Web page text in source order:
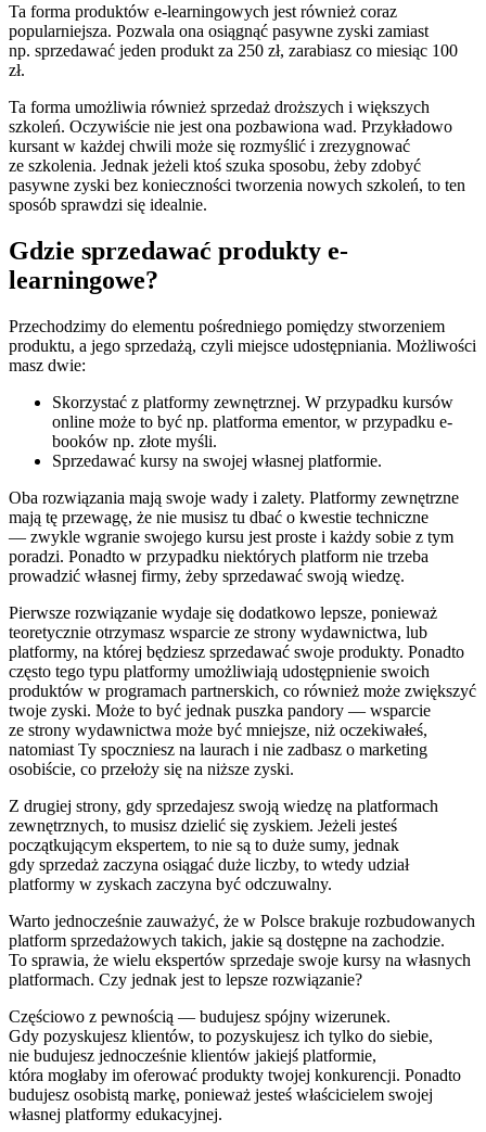
Ta forma produktów e-learningowych jest również coraz
popularniejsza. Pozwala ona osiągnąć pasywne zyski zamiast
np. sprzedawać jeden produkt za 250 zł, zarabiasz co miesiąc 100
zł.
Ta forma umożliwia również sprzedaż droższych i większych
szkoleń. Oczywiście nie jest ona pozbawiona wad. Przykładowo
kursant w każdej chwili może się rozmyślić i zrezygnować
ze szkolenia. Jednak jeżeli ktoś szuka sposobu, żeby zdobyć
pasywne zyski bez konieczności tworzenia nowych szkoleń, to ten
sposób sprawdzi się idealnie.
Gdzie sprzedawać produkty e-
learningowe?
Przechodzimy do elementu pośredniego pomiędzy stworzeniem
produktu, a jego sprzedażą, czyli miejsce udostępniania. Możliwości
masz dwie:
Skorzystać z platformy zewnętrznej. W przypadku kursów
online może to być np. platforma ementor, w przypadku e-
booków np. złote myśli.
Sprzedawać kursy na swojej własnej platformie.
Oba rozwiązania mają swoje wady i zalety. Platformy zewnętrzne
mają tę przewagę, że nie musisz tu dbać o kwestie techniczne
— zwykle wgranie swojego kursu jest proste i każdy sobie z tym
poradzi. Ponadto w przypadku niektórych platform nie trzeba
prowadzić własnej firmy, żeby sprzedawać swoją wiedzę.
Pierwsze rozwiązanie wydaje się dodatkowo lepsze, ponieważ
teoretycznie otrzymasz wsparcie ze strony wydawnictwa, lub
platformy, na której będziesz sprzedawać swoje produkty. Ponadto
często tego typu platformy umożliwiają udostępnienie swoich
produktów w programach partnerskich, co również może zwiększyć
twoje zyski. Może to być jednak puszka pandory — wsparcie
ze strony wydawnictwa może być mniejsze, niż oczekiwałeś,
natomiast Ty spoczniesz na laurach i nie zadbasz o marketing
osobiście, co przełoży się na niższe zyski.
Z drugiej strony, gdy sprzedajesz swoją wiedzę na platformach
zewnętrznych, to musisz dzielić się zyskiem. Jeżeli jesteś
początkującym ekspertem, to nie są to duże sumy, jednak
gdy sprzedaż zaczyna osiągać duże liczby, to wtedy udział
platformy w zyskach zaczyna być odczuwalny.
Warto jednocześnie zauważyć, że w Polsce brakuje rozbudowanych
platform sprzedażowych takich, jakie są dostępne na zachodzie.
To sprawia, że wielu ekspertów sprzedaje swoje kursy na własnych
platformach. Czy jednak jest to lepsze rozwiązanie?
Częściowo z pewnością — budujesz spójny wizerunek.
Gdy pozyskujesz klientów, to pozyskujesz ich tylko do siebie,
nie budujesz jednocześnie klientów jakiejś platformie,
która mogłaby im oferować produkty twojej konkurencji. Ponadto
budujesz osobistą markę, ponieważ jesteś właścicielem swojej
własnej platformy edukacyjnej.